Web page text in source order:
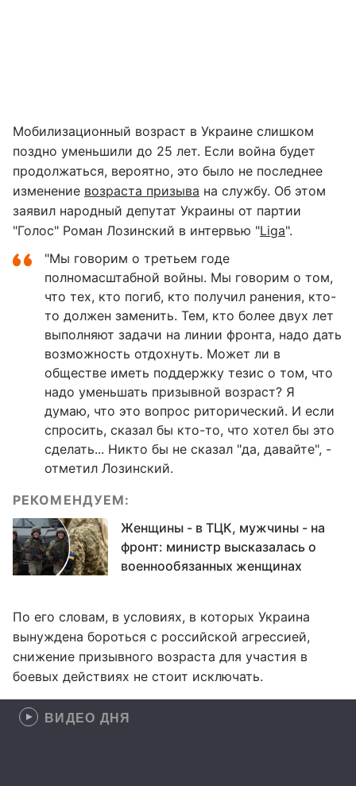
Мобилизационный возраст в Украине слишком
поздно уменьшили до 25 лет. Если война будет
продолжаться, вероятно, это было не последнее
изменение возраста призыва на службу. Об этом
заявил народный депутат Украины от партии
"Голос" Роман Лозинский в интервью "Liga".
"Мы говорим о третьем годе
полномасштабной войны. Мы говорим о том,
что тех, кто погиб, кто получил ранения, кто-
то должен заменить. Тем, кто более двух лет
выполняют задачи на линии фронта, надо дать
возможность отдохнуть. Может ли в
обществе иметь поддержку тезис о том, что
надо уменьшать призывной возраст? Я
думаю, что это вопрос риторический. И если
спросить, сказал бы кто-то, что хотел бы это
сделать... Никто бы не сказал "да, давайте", -
отметил Лозинский.
РЕКОМЕНДУЕМ:
Женщины - в ТЦК, мужчины - на
фронт: министр высказалась о
военнообязанных женщинах
По его словам, в условиях, в которых Украина
вынуждена бороться с российской агрессией,
снижение призывного возраста для участия в
боевых действиях не стоит исключать.
ВИДЕО ДНЯ